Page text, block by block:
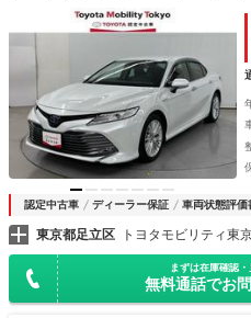
プレーヤ ナビＴＶ 横滑防止
ト メモリ－ナビ ＬＥＤラン
ーズ
認定中古車 ディーラー保証 車両状態評価
東京都足立区 トヨタモビリティ東
まずは在庫確認
無料通話でお